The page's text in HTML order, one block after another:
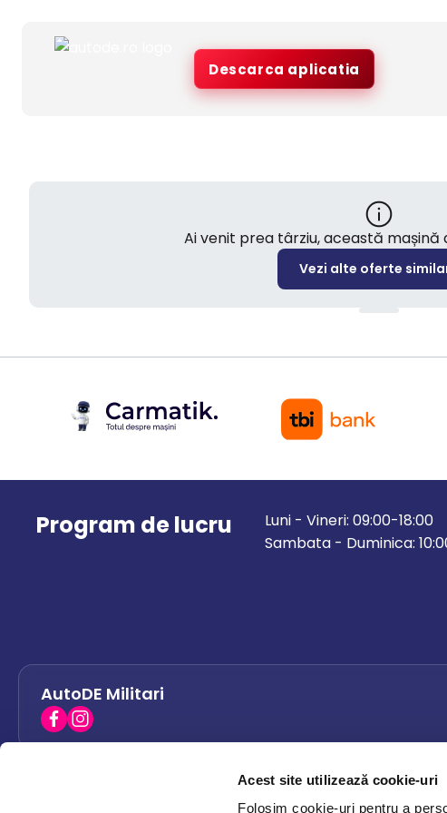
Acest site utilizează cookie-uri
Folosim cookie-uri pentru a
Descarca aplicatia
Ai venit prea târziu, această
Vezi alte oferte
Program de lucru
Luni - Vineri: 09:00-18:00
Sambata - Duminica:
AutoDE Militari